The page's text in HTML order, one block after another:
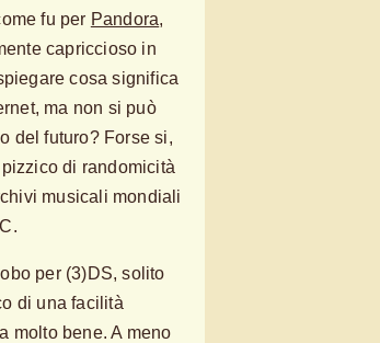
fu per Pandora,
capriccioso in
cosa significa
ma non si può
del futuro? Forse si,
di randomicità
musicali mondiali
per (3)DS, solito
di una facilità
molto bene. A meno